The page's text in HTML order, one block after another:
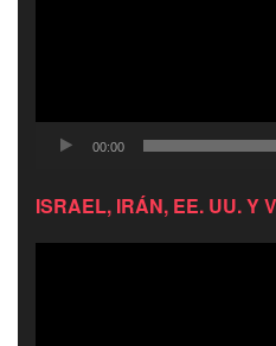
00:00
ISRAEL, IRÁN, EE. UU. Y